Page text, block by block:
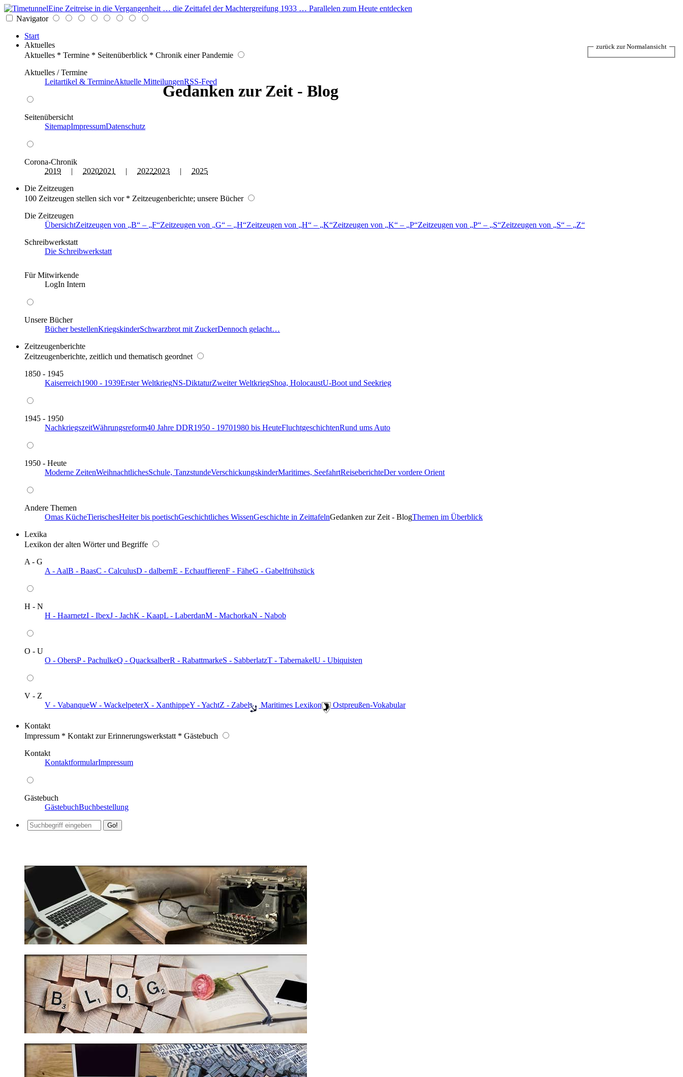
Eine Zeitreise in die Vergangenheit … die Zeittafel der Machtergreifung 1933 … Parallelen zum Heute entdecken
Navigator
Start
Aktuelles
Aktuelles * Termine * Seitenüberblick * Chronik einer Pandemie
Aktuelles / Termine
Leitartikel & TermineAktuelle MitteilungenRSS-Feed
Seitenübersicht
SitemapImpressumDatenschutz
Corona-Chronik
2019 | 20202021 | 20222023 | 2025
Die Zeitzeugen
100 Zeitzeugen stellen sich vor * Zeitzeugenberichte; unsere Bücher
Die Zeitzeugen
ÜbersichtZeitzeugen von B – F Zeitzeugen von G – H Zeitzeugen von H – K Zeitzeugen von K – P Zeitzeugen von P – S Zeitzeugen von S –
Z
Schreibwerkstatt
Die Schreibwerkstatt
Für Mitwirkende
LogIn Intern
Unsere Bücher
Bücher bestellenKriegskinderSchwarzbrot mit ZuckerDennoch gelacht…
Zeitzeugenberichte
Zeitzeugenberichte, zeitlich und thematisch geordnet
1850 - 1945
Kaiserreich1900 - 1939Erster WeltkriegNS-DiktaturZweiter WeltkriegShoa, HolocaustU-Boot und Seekrieg
1945 - 1950
NachkriegszeitWährungsreform40 Jahre DDR1950 - 19701980 bis HeuteFluchtgeschichtenRund ums Auto
1950 - Heute
Moderne ZeitenWeihnachtlichesSchule, TanzstundeVerschickungskinderMaritimes, SeefahrtReiseberichteDer vordere Orient
Andere Themen
Omas KücheTierischesHeiter bis poetischGeschichtliches WissenGeschichte in ZeittafelnGedanken zur Zeit - BlogThemen im Überblick
Lexika
Lexikon der alten Wörter und Begriffe
A - G
A - AalB - BaasC - CalculusD - dalbernE - EchauffierenF - FäheG - Gabelfrühstück
H - N
H - HaarnetzI - IbexJ - JachK - KaapL - LaberdanM - MachorkaN - Nabob
O - U
O - ObersP - PachulkeQ - QuacksalberR - RabattmarkeS - SabberlatzT - TabernakelU - Ubiquisten
V - Z
V - VabanqueW - WackelpeterX - XanthippeY - YachtZ - Zabel ️ Maritimes Lexikon ️ Ostpreußen-Vokabular
Kontakt
Impressum * Kontakt zur Erinnerungswerkstatt * Gästebuch
Kontakt
KontaktformularImpressum
Gästebuch
GästebuchBuchbestellung
Gedanken zur Zeit - Blog
zurück zur Normalansicht